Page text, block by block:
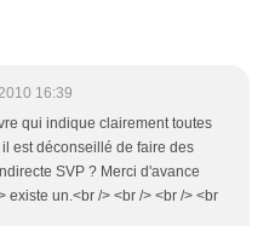
16:39
qui indique clairement toutes
est déconseillé de faire des
SVP ? Merci d'avance
existe un.<br /> <br /> <br /> <br